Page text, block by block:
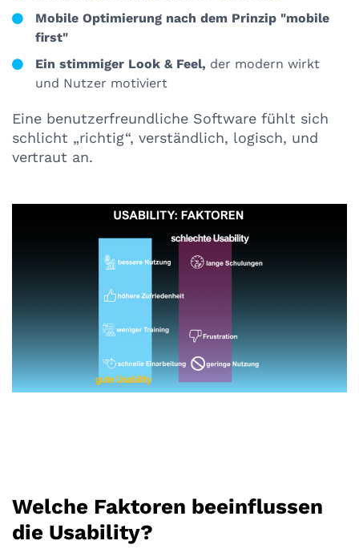
Mobile Optimierung nach dem Prinzip "mobile
first"
Ein stimmiger Look & Feel, der modern wirkt
und Nutzer motiviert
Eine benutzerfreundliche Software fühlt sich
schlicht „richtig“, verständlich, logisch, und
vertraut an.
Welche Faktoren beeinflussen
die Usability?